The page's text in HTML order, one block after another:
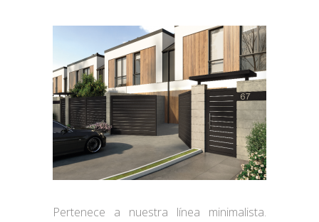
Pertenece a nuestra línea minimalista.